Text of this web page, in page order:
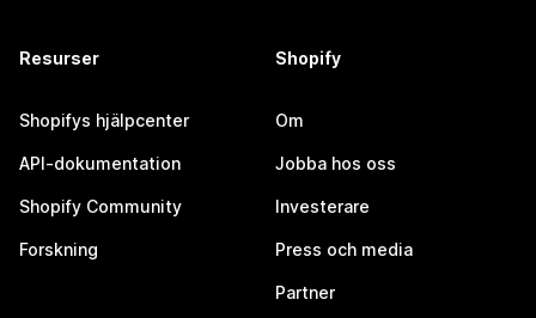
Resurser
Shopifys hjälpcenter
API-dokumentation
Shopify Community
Forskning
Shopify
Om
Jobba hos oss
Investerare
Press och media
Partner